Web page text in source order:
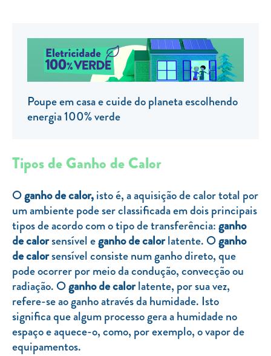
CONTADORES ELÉTRICOS
FATURAS
PRÉMIOS
EFICIÊNCIA ENERGÉTICA
FRAUDE E SEGURANÇA
Preços de referência
Documentos úteis
Política de privacidade
Livro de reclamações
Clientes com necessidades especiais
Clientes prioritários
Resolução alternativa de litígios
Poupe em casa e cuide do planeta escolhendo
energia 100% verde
Tipos de Ganho de Calor
Oganho de calor,isto é, a aquisição de calor total por
um ambiente pode ser classificada em dois principais
tipos de acordo com o tipo de transferência:ganho
de calorsensível eganho de calorlatente. Oganho
de calorsensível consiste num ganho direto, que
pode ocorrer por meio da condução, convecção ou
radiação. Oganho de calorlatente, por sua vez,
refere-se ao ganho através da humidade. Isto
significa que algum processo gera a humidade no
espaço e aquece-o, como, por exemplo, o vapor de
equipamentos.